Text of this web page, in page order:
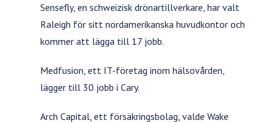
Sensefly, en schweizisk drönartillverkare, har valt
Raleigh för sitt nordamerikanska huvudkontor och
kommer att lägga till 17 jobb.
Medfusion, ett IT-företag inom hälsovården,
lägger till 30 jobb i Cary.
Arch Capital, ett försäkringsbolag, valde Wake